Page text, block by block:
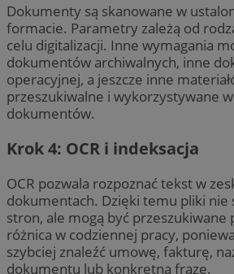
Dokumenty są skanowane w
formacie. Parametry zależą od
celu digitalizacji. Inne wymagania
dokumentów archiwalnych, inne
operacyjnej, a jeszcze inne
przeszukiwalne i wykorzystywane
dokumentów.
Krok 4: OCR i indeksacja
OCR pozwala rozpoznać tekst w
dokumentach. Dzięki temu pliki nie
stron, ale mogą być przeszukiwane
różnica w codziennej pracy,
szybciej znaleźć umowę, fakturę,
dokumentu lub konkretną frazę.